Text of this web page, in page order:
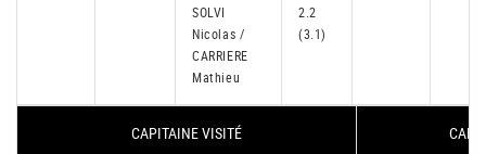
SOLVI
Nicolas /
CARRIERE
Mathieu
2.2
(3.1)
CAPITAINE VISITÉ